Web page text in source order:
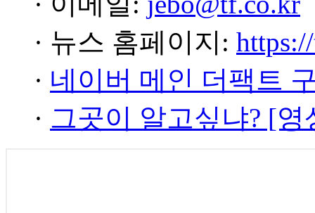
· 뉴스 홈페이지:
· 네이버 메인 더팩트
· 그곳이 알고싶냐? [